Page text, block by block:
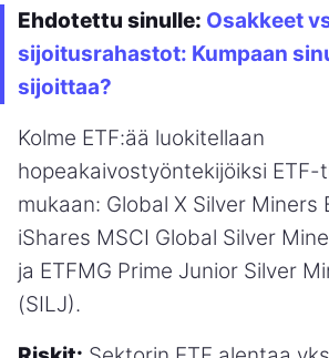
Ehdotettu sinulle: Osakkeet
sijoitusrahastot: Kumpaan
sijoittaa?
Kolme ETF:ää luokitellaan
hopeakaivostyöntekijöiksi ETF-
mukaan: Global X Silver Miners
iShares MSCI Global Silver
ja ETFMG Prime Junior Silver
(SILJ).